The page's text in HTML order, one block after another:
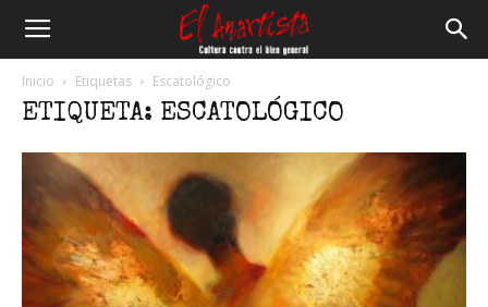
Inicio Etiquetas Escatológico
ETIQUETA: ESCATOLÓGICO